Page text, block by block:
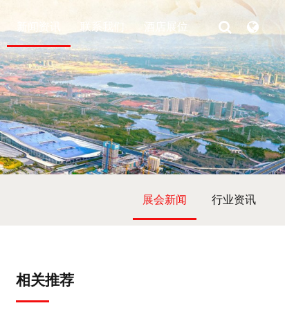
酒店展位
展会新闻 行业资讯
相关推荐